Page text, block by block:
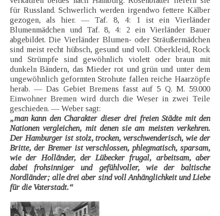
für Russland. Schwerlich werden irgendwo fettere Kälber
gezogen, als hier. — Taf. 8, 4: 1 ist ein Vierländer
Blumenmädchen und Taf. 8, 4: 2 ein Vierländer Bauer
abgebildet. Die Vierländer Blumen- oder Sträußermädchen
sind meist recht hübsch, gesund und voll. Oberkleid, Rock
und Strümpfe sind gewöhnlich violett oder braun mit
dunkeln Bändern, das Mieder rot und grün und unter dem
ungewöhnlich geformten Strohute fallen reiche Haarzöpfe
herab. — Das Gebiet Bremens fasst auf 5 Q. M. 59.000
Einwohner Bremen wird durch die Weser in zwei Teile
geschieden. — Weber sagt:
„man kann den Charakter dieser drei freien Städte mit den
Nationen vergleichen, mit denen sie am meisten verkehren.
Der Hamburger ist stolz, trocken, verschwenderisch, wie der
Britte, der Bremer ist verschlossen, phlegmatisch, sparsam,
wie der Holländer, der Lübecker frugal, arbeitsam, aber
dabei frohsinniger und gefühlvoller, wie der baltische
Nordländer; alle drei aber sind voll Anhänglichkeit und Liebe
für die Vaterstadt.“